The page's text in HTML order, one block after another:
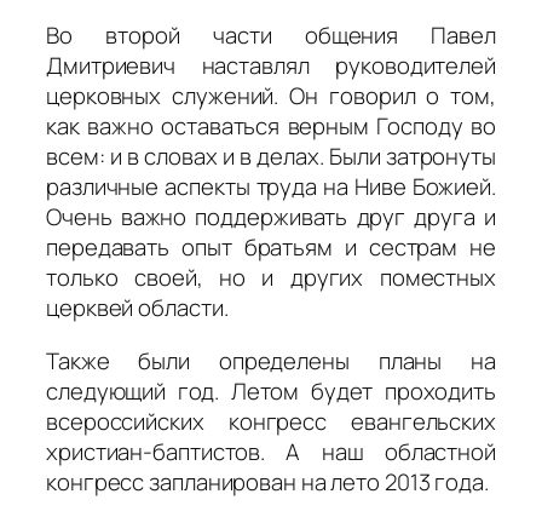
Во второй части общения Павел
Дмитриевич наставлял руководителей
церковных служений. Он говорил о том,
как важно оставаться верным Господу во
всем: и в словах и в делах. Были затронуты
различные аспекты труда на Ниве Божией.
Очень важно поддерживать друг друга и
передавать опыт братьям и сестрам не
только своей, но и других поместных
церквей области.
Также были определены планы на
следующий год. Летом будет проходить
всероссийских конгресс евангельских
христиан-баптистов. А наш областной
конгресс запланирован на лето 2013 года.